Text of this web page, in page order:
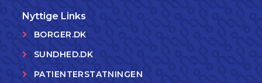
Nyttige Links
BORGER.DK
SUNDHED.DK
PATIENTERSTATNINGEN